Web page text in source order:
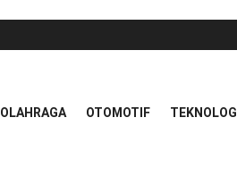
OLAHRAGA OTOMOTIF TEKNOLOGI